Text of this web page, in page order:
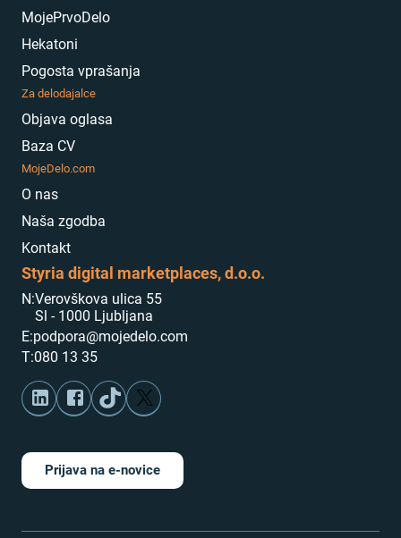
MojePrvoDelo
Hekatoni
Pogosta vprašanja
Za delodajalce
Objava oglasa
Baza CV
MojeDelo.com
O nas
Naša zgodba
Kontakt
Styria digital marketplaces, d.o.o.
N:Verovškova ulica 55
Sl - 1000 Ljubljana
E:podpora@mojedelo.com
T:080 13 35
Prijava na e-novice